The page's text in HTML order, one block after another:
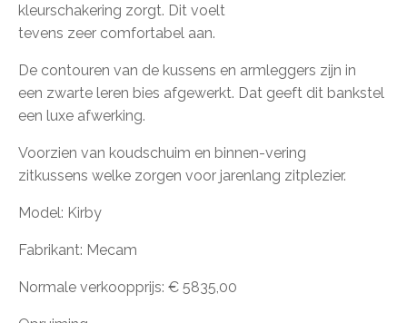
kleurschakering zorgt. Dit voelt
tevens zeer comfortabel aan.
De contouren van de kussens en armleggers zijn in
een zwarte leren bies afgewerkt. Dat geeft dit bankstel
een luxe afwerking.
Voorzien van koudschuim en binnen-vering
zitkussens welke zorgen voor jarenlang zitplezier.
Model: Kirby
Fabrikant: Mecam
Normale verkoopprijs: € 5835,00